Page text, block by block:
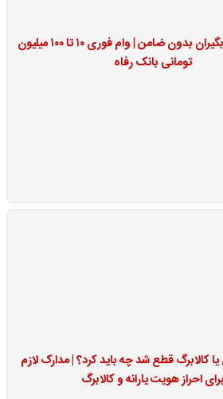
وام برای یارانه بگیران بدون ضامن | وام فوری ۱۰ تا ۱۰۰ میلیون
تومانی بانک رفاه
یا کالابرگ قطع شد چه باید کرد؟ | مدارک لازم
برای احراز هویت یارانه و کالابرگ